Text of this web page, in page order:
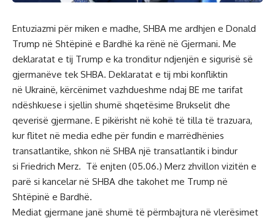
Entuziazmi për miken e madhe, SHBA me ardhjen e Donald
Trump në Shtëpinë e Bardhë ka rënë në Gjermani. Me
deklaratat e tij Trump e ka tronditur ndjenjën e sigurisë së
gjermanëve tek SHBA. Deklaratat e tij mbi konfliktin
në Ukrainë, kërcënimet vazhdueshme ndaj BE me tarifat
ndëshkuese i sjellin shumë shqetësime Brukselit dhe
qeverisë gjermane. E pikërisht në kohë të tilla të trazuara,
kur flitet në media edhe për fundin e marrëdhënies
transatlantike, shkon në SHBA një transatlantik i bindur
si Friedrich Merz. Të enjten (05.06.) Merz zhvillon vizitën e
parë si kancelar në SHBA dhe takohet me Trump në
Shtëpinë e Bardhë.
Mediat gjermane janë shumë të përmbajtura në vlerësimet